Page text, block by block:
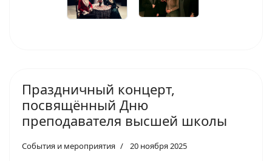
Праздничный концерт,
посвящённый Дню
преподавателя высшей школы
События и мероприятия 20 ноября 2025